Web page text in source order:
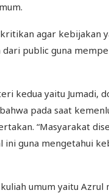
agar kebijakan
public guna
kedua yaitu Jumadi,
pada saat
“Masyarakat
guna mengetahui
umum yaitu